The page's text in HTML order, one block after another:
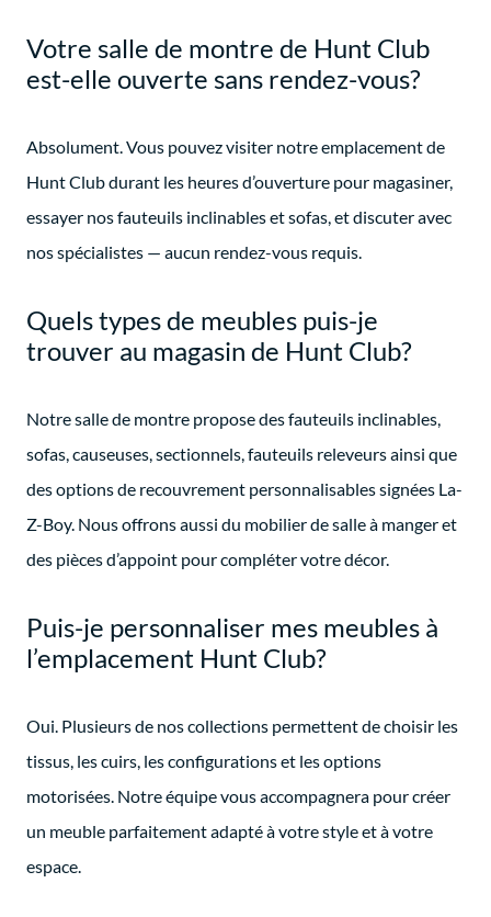
Votre salle de montre de Hunt Club
est-elle ouverte sans rendez-vous?
Absolument. Vous pouvez visiter notre emplacement de
Hunt Club durant les heures d’ouverture pour magasiner,
essayer nos fauteuils inclinables et sofas, et discuter avec
nos spécialistes — aucun rendez-vous requis.
Quels types de meubles puis-je
trouver au magasin de Hunt Club?
Notre salle de montre propose des fauteuils inclinables,
sofas, causeuses, sectionnels, fauteuils releveurs ainsi que
des options de recouvrement personnalisables signées La-
Z-Boy. Nous offrons aussi du mobilier de salle à manger et
des pièces d’appoint pour compléter votre décor.
Puis-je personnaliser mes meubles à
l’emplacement Hunt Club?
Oui. Plusieurs de nos collections permettent de choisir les
tissus, les cuirs, les configurations et les options
motorisées. Notre équipe vous accompagnera pour créer
un meuble parfaitement adapté à votre style et à votre
espace.